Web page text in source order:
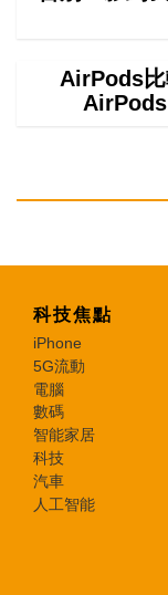
AirPods
科技焦點
iPhone
5G流動
電腦
數碼
智能家居
科技
汽車
人工智能